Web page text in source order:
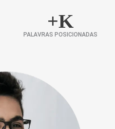
+K
PALAVRAS POSICIONADAS